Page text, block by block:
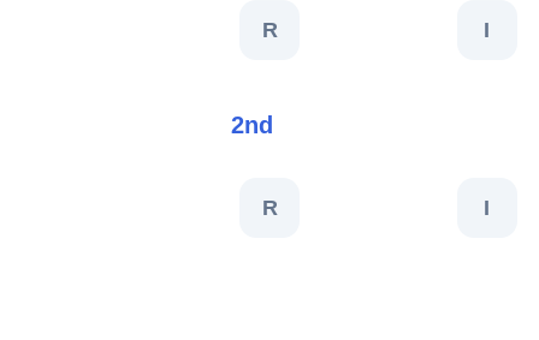
R I
2nd
R I